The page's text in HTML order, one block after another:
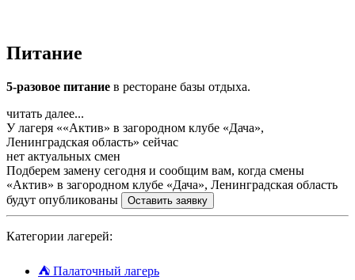
Питание
5-разовое питание в ресторане базы отдыха.
читать далее...
У лагеря ««Актив» в загородном клубе «Дача»,
Ленинградская область» сейчас
нет актуальных смен
Подберем замену сегодня и сообщим вам, когда смены
«Актив» в загородном клубе «Дача», Ленинградская область
будут опубликованы
Оставить заявку
Категории лагерей:
⛺ Палаточный лагерь